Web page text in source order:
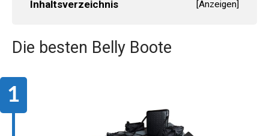
Inhaltsverzeichnis [Anzeigen]
Die besten Belly Boote